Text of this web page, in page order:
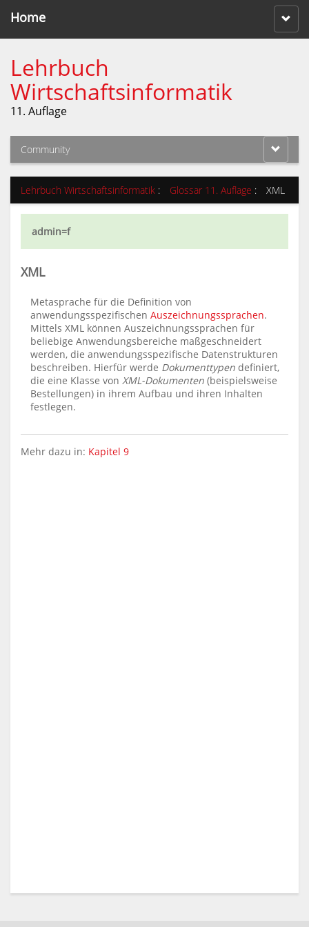
Home
Lehrbuch
Wirtschaftsinformatik
11. Auflage
Community
Lehrbuch Wirtschaftsinformatik : Glossar 11. Auflage : XML
admin=f
XML
Metasprache für die Definition von
anwendungsspezifischen Auszeichnungssprachen.
Mittels XML können Auszeichnungssprachen für
beliebige Anwendungsbereiche maßgeschneidert
werden, die anwendungsspezifische Datenstrukturen
beschreiben. Hierfür werde Dokumenttypen definiert,
die eine Klasse von XML-Dokumenten (beispielsweise
Bestellungen) in ihrem Aufbau und ihren Inhalten
festlegen.
Mehr dazu in: Kapitel 9